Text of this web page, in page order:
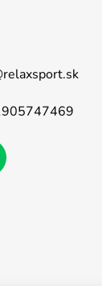
relaxsport.sk